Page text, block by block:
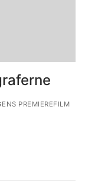
PREMIEREFILM